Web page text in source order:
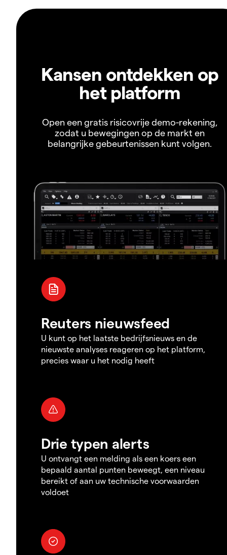
Kansen ontdekken op
het platform
Open een gratis risicovrije demo-rekening,
zodat u bewegingen op de markt en
belangrijke gebeurtenissen kunt volgen.
Reuters nieuwsfeed
U kunt op het laatste bedrijfsnieuws en de
nieuwste analyses reageren op het platform,
precies waar u het nodig heeft
Drie typen alerts
U ontvangt een melding als een koers een
bepaald aantal punten beweegt, een niveau
bereikt of aan uw technische voorwaarden
voldoet